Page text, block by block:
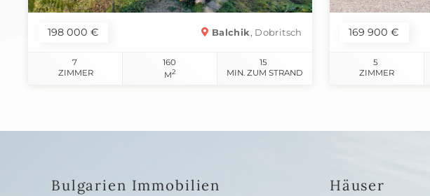
198 000 € Balchik, Dobritsch
7
ZIMMER
160
M2
15
MIN. ZUM STRAND
169 900 €
5
ZIMMER
Bulgarien Immobilien Häuser